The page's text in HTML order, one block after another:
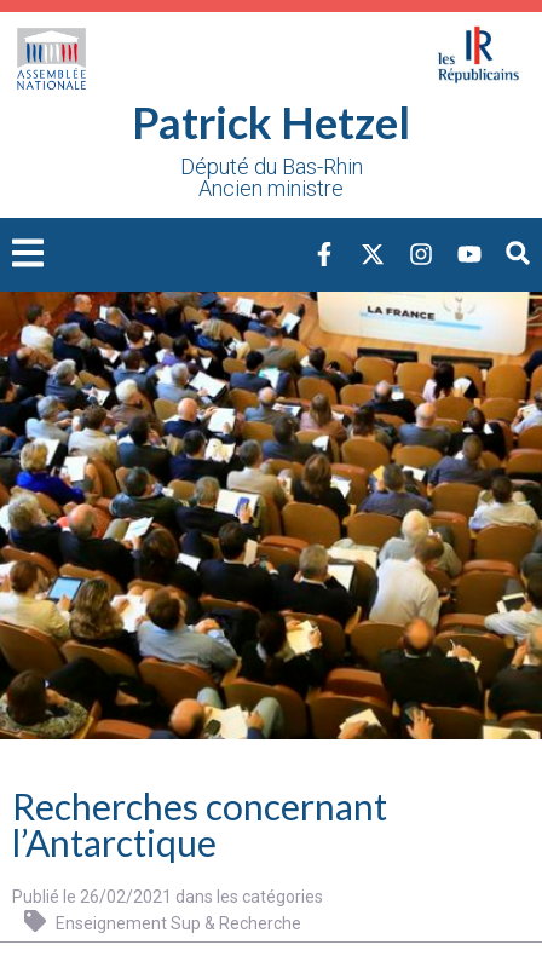
Patrick Hetzel
Député du Bas-Rhin
Ancien ministre
Recherches concernant
l’Antarctique
Publié le 26/02/2021 dans les catégories
Enseignement Sup & Recherche
Cookies management panel